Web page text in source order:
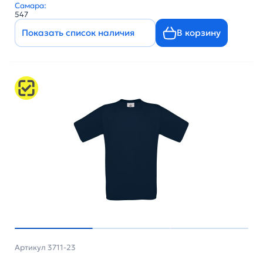
Самара:
547
Показать список наличия В корзину
Артикул 3711-23